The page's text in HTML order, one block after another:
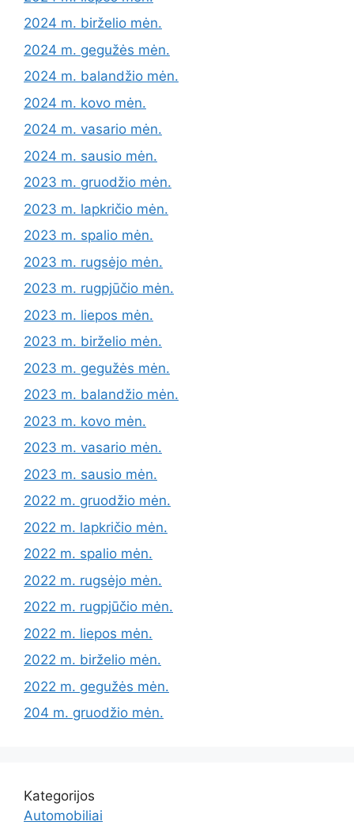
2024 m. birželio mėn.
2024 m. gegužės mėn.
2024 m. balandžio mėn.
2024 m. kovo mėn.
2024 m. vasario mėn.
2024 m. sausio mėn.
2023 m. gruodžio mėn.
2023 m. lapkričio mėn.
2023 m. spalio mėn.
2023 m. rugsėjo mėn.
2023 m. rugpjūčio mėn.
2023 m. liepos mėn.
2023 m. birželio mėn.
2023 m. gegužės mėn.
2023 m. balandžio mėn.
2023 m. kovo mėn.
2023 m. vasario mėn.
2023 m. sausio mėn.
2022 m. gruodžio mėn.
2022 m. lapkričio mėn.
2022 m. spalio mėn.
2022 m. rugsėjo mėn.
2022 m. rugpjūčio mėn.
2022 m. liepos mėn.
2022 m. birželio mėn.
2022 m. gegužės mėn.
204 m. gruodžio mėn.
Kategorijos
Automobiliai